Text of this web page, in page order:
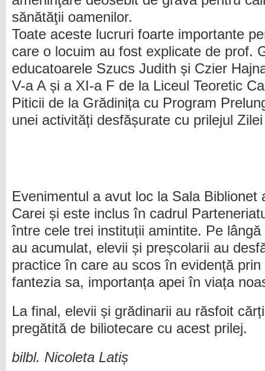
sănătăţii oamenilor.
Toate aceste lucruri foarte importante
care o locuim au fost explicate de prof.
educatoarele Szucs Judith și Czier
V-a A și a XI-a F de la Liceul Teoretic
Piticii de la Grădinița cu Program
unei activități desfășurate cu prilejul
Evenimentul a avut loc la Sala Biblionet
Carei și este inclus în cadrul
între cele trei instituții amintite. Pe
au acumulat, elevii și preșcolarii au
practice în care au scos în evidență
fantezia sa, importanța apei în viața
La final, elevii și grădinarii au răsfoit
pregătită de biliotecare cu acest prilej.
bilbl. Nicoleta Latiș